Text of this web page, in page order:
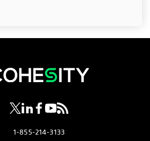
s’ouvre dans un nouvel onglet
s’ouvre dans un nouvel onglet
s’ouvre dans un nouvel onglet
s’ouvre dans un nouvel
s’ouvre dans un nouvel
1-855-214-3133